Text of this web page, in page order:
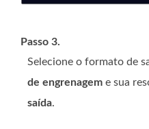
Passo 3.
Selecione o formato de
de engrenagem e sua
saída.